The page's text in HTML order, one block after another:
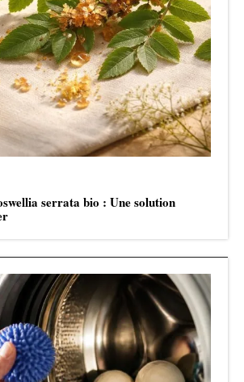
serrata bio : Une solution